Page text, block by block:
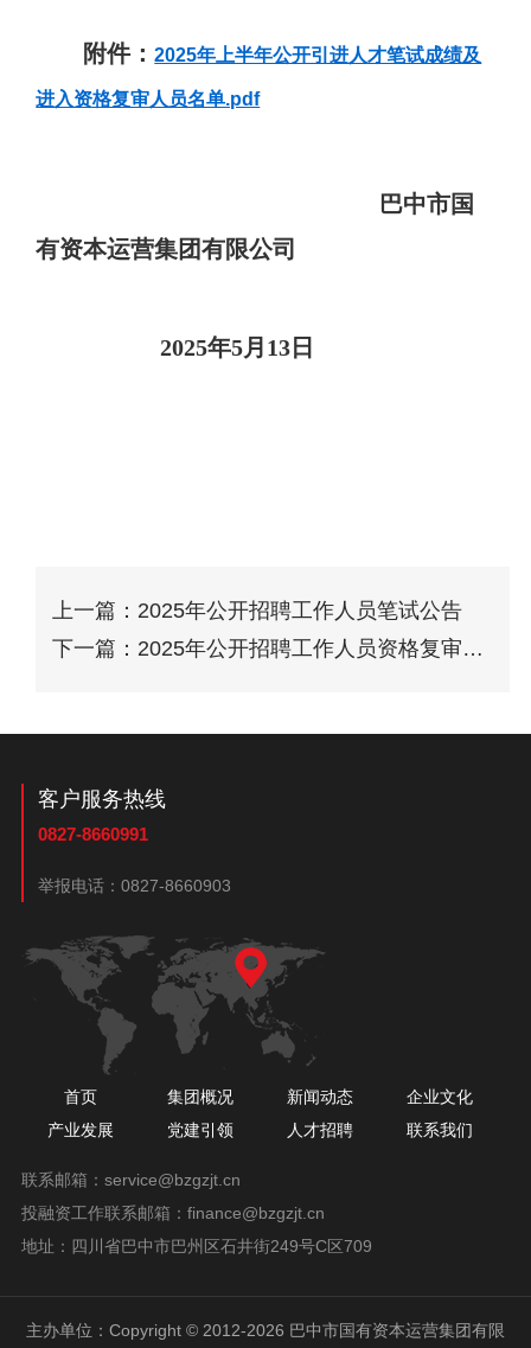
附件：2025年上半年公开引进人才笔试成绩及
进入资格复审人员名单.pdf
巴中市国
有资本运营集团有限公司
2025年5月 13 日
上一篇：2025年公开招聘工作人员笔试公告
下一篇：2025年公开招聘工作人员资格复审及
客户服务热线
0827-8660991
举报电话： 0827-8660903
首页 集团概况 新闻动态
企业文化
产业发展
党建引领 人才招聘 联系我们
联系邮箱： service@bzgzjt.cn
投融资工作联系邮箱： finance@bzgzjt.cn
地址：四川省巴中市巴州区石井街249号C区709
主办单位：Copyright © 2012-2026 巴中市国有资本运营集团有限